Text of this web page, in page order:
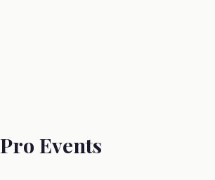
Pro Events